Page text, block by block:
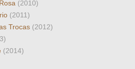
(2010)
(2011)
Trocas (2012)
(2014)